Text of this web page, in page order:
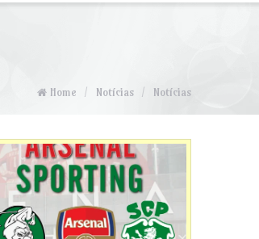
Home / Notícias / Notícias